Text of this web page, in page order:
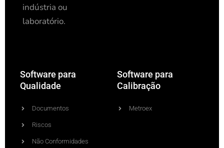
indústria ou
laboratório.
Software para
Qualidade
Documentos
Riscos
Não Conformidades
Software para
Calibração
Metroex